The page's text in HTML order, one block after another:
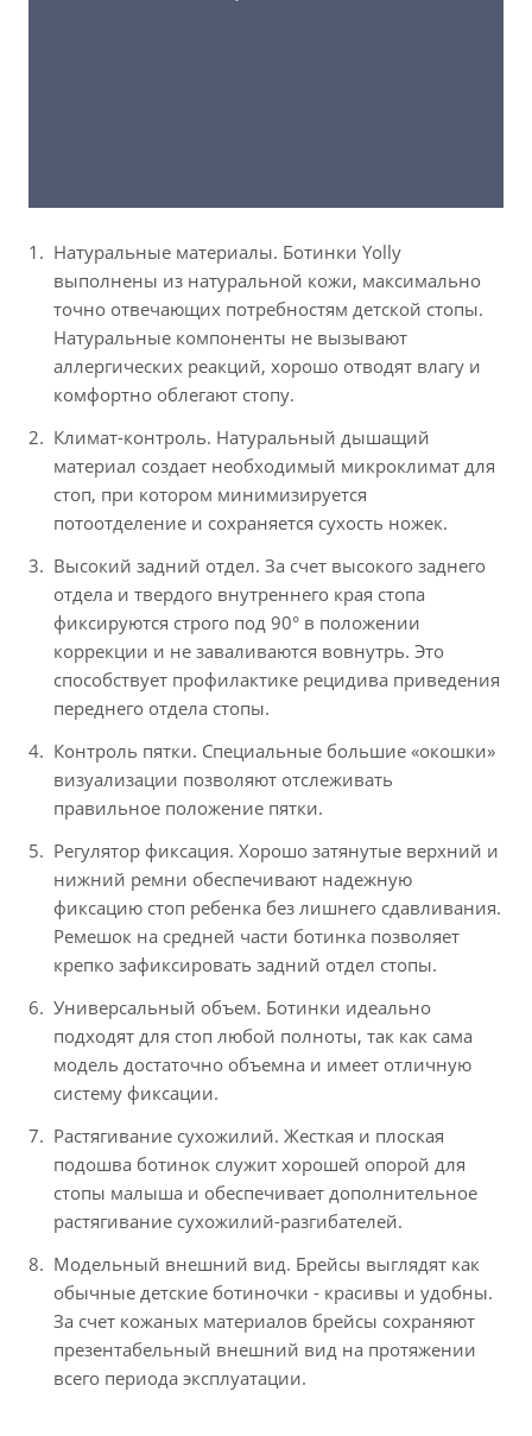
Натуральные материалы. Ботинки Yolly
выполнены из натуральной кожи, максимально
точно отвечающих потребностям детской стопы.
Натуральные компоненты не вызывают
аллергических реакций, хорошо отводят влагу и
комфортно облегают стопу.
Климат-контроль. Натуральный дышащий
материал создает необходимый микроклимат для
стоп, при котором минимизируется
потоотделение и сохраняется сухость ножек.
Высокий задний отдел. За счет высокого заднего
отдела и твердого внутреннего края стопа
фиксируются строго под 90° в положении
коррекции и не заваливаются вовнутрь. Это
способствует профилактике рецидива приведения
переднего отдела стопы.
Контроль пятки. Специальные большие «окошки»
визуализации позволяют отслеживать
правильное положение пятки.
Регулятор фиксация. Хорошо затянутые верхний и
нижний ремни обеспечивают надежную
фиксацию стоп ребенка без лишнего сдавливания.
Ремешок на средней части ботинка позволяет
крепко зафиксировать задний отдел стопы.
Универсальный объем. Ботинки идеально
подходят для стоп любой полноты, так как сама
модель достаточно объемна и имеет отличную
систему фиксации.
Растягивание сухожилий. Жесткая и плоская
подошва ботинок служит хорошей опорой для
стопы малыша и обеспечивает дополнительное
растягивание сухожилий-разгибателей.
Модельный внешний вид. Брейсы выглядят как
обычные детские ботиночки - красивы и удобны.
За счет кожаных материалов брейсы сохраняют
презентабельный внешний вид на протяжении
всего периода эксплуатации.